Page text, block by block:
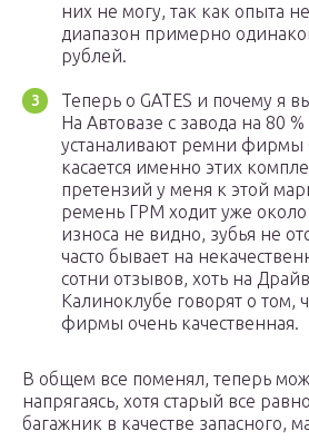
них не могу, так как опыта
диапазон примерно
рублей.
Теперь о GATES и почему я
На Автовазе с завода на 80
устаналивают ремни фирмы
касается именно этих
претензий у меня к этой
ремень ГРМ ходит уже около
износа не видно, зубья не
часто бывает на
сотни отзывов, хоть на
Калиноклубе говорят о том,
фирмы очень качественная.
В общем все поменял, теперь
напрягаясь, хотя старый все
багажник в качестве запасного,